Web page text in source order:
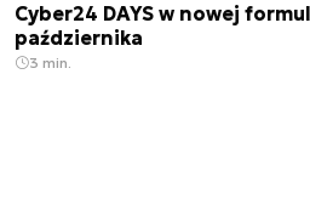
Cyber24 DAYS w nowej
października
3 min.